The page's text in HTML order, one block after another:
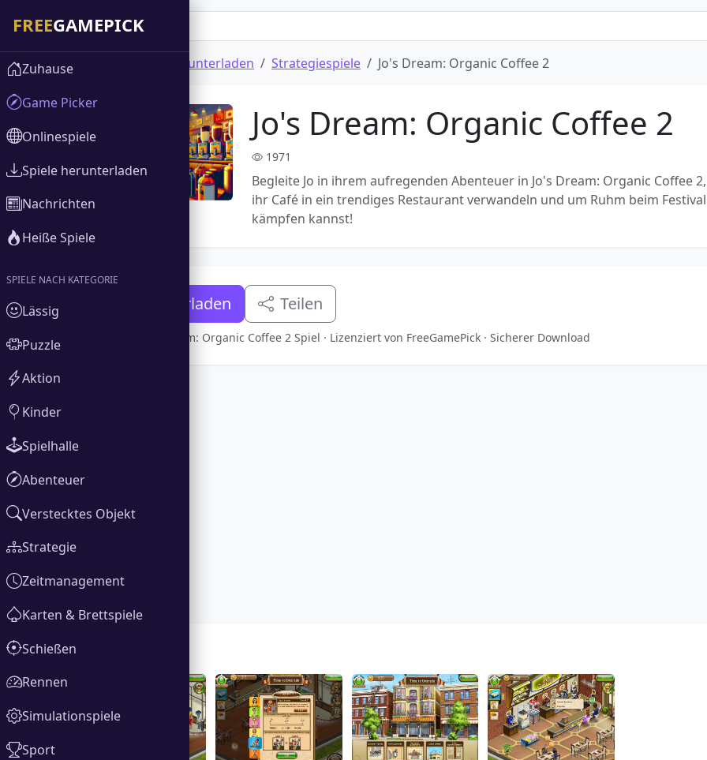
Zuhause Spiele herunterladen Strategiespiele Jo's Dream: Organic Coffee 2
Jo's Dream: Organic Coffee 2
1971
Begleite Jo in ihrem aufregenden Abenteuer in Jo's Dream: Organic Coffee
ihr Café in ein trendiges Restaurant verwandeln und um Ruhm beim Festival
kämpfen kannst!
Jetzt herunterladen Teilen
Vollversion Jo's Dream: Organic Coffee 2 Spiel · Lizenziert von FreeGamePick · Sicherer Download
Zuhause
Game Picker
Onlinespiele
Spiele herunterladen
Nachrichten
Heiße Spiele
SPIELE NACH KATEGORIE
Lässig
Puzzle
Aktion
Kinder
Spielhalle
Abenteuer
Verstecktes Objekt
Strategie
Zeitmanagement
Karten & Brettspiele
Schießen
Rennen
Simulationspiele
Sport